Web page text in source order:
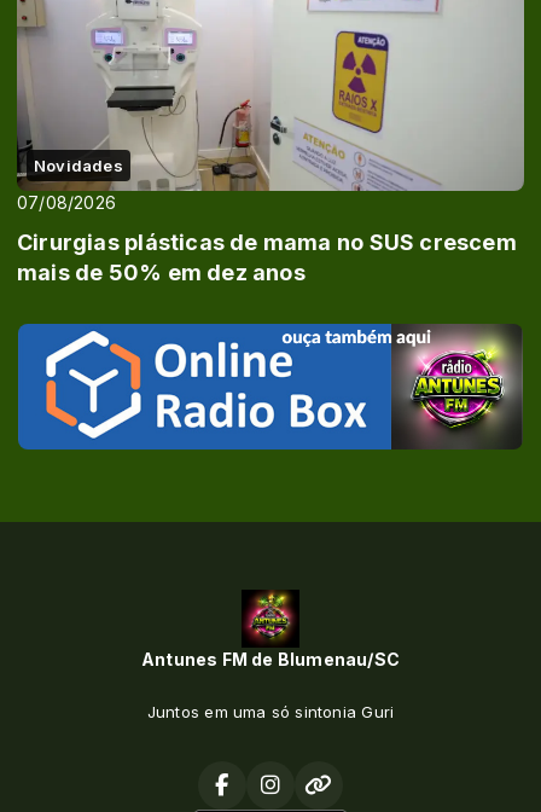
Novidades
07/08/2026
Cirurgias plásticas de mama no SUS crescem
mais de 50% em dez anos
Antunes FM de Blumenau/SC
Juntos em uma só sintonia Guri